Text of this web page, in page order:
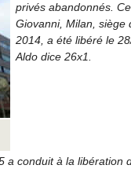
privés abandonnés.
Giovanni, Milan, siège
2014, a été libéré le
Aldo dice 26x1.
a conduit à la libération